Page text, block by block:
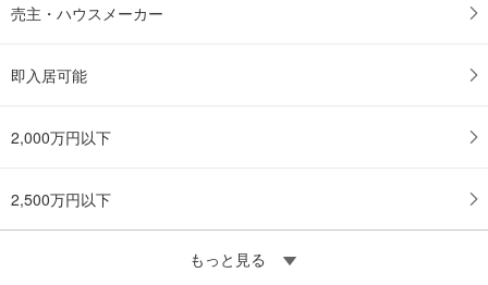
売主・ハウスメーカー
即入居可能
2,000万円以下
2,500万円以下
もっと見る